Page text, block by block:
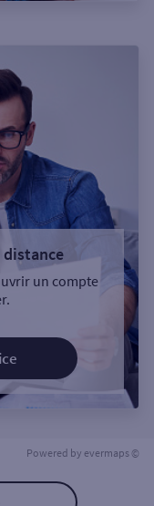
un compte
Powered by evermaps ©